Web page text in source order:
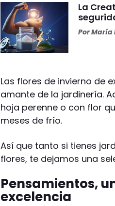
La
PorMaría
Las flores de invierno de
amante de la jardinería.
hoja perenne o con flor
meses de frío.
Así que tanto si tienes
flores, te dejamos una
Pensamientos,
excelencia